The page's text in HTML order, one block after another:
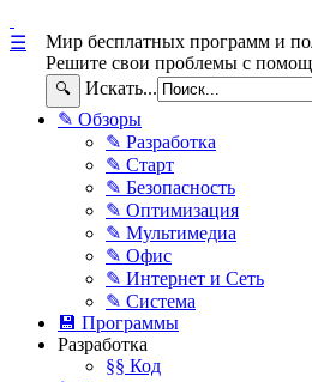
Мир бесплатных программ и
Решите свои проблемы с
🔍 Искать...
☰
✎ Обзоры
✎ Разработка
✎ Старт
✎ Безопасность
✎ Оптимизация
✎ Мультимедиа
✎ Офис
✎ Интернет и Сеть
✎ Система
💾 Программы
Разработка
§§ Код